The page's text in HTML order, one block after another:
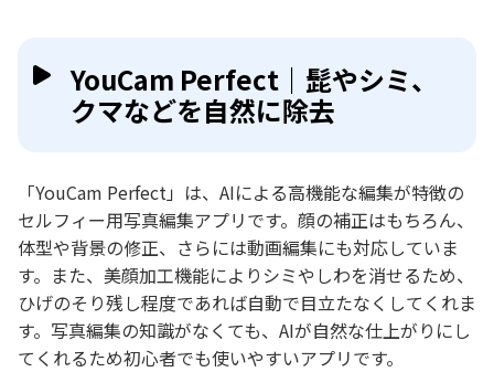
YouCam Perfect｜髭やシミ、
クマなどを自然に除去
「YouCam Perfect」は、AIによる高機能な編集が特徴の
セルフィー用写真編集アプリです。顔の補正はもちろん、
体型や背景の修正、さらには動画編集にも対応していま
す。また、美顔加工機能によりシミやしわを消せるため、
ひげのそり残し程度であれば自動で目立たなくしてくれま
す。写真編集の知識がなくても、AIが自然な仕上がりにし
てくれるため初心者でも使いやすいアプリです。